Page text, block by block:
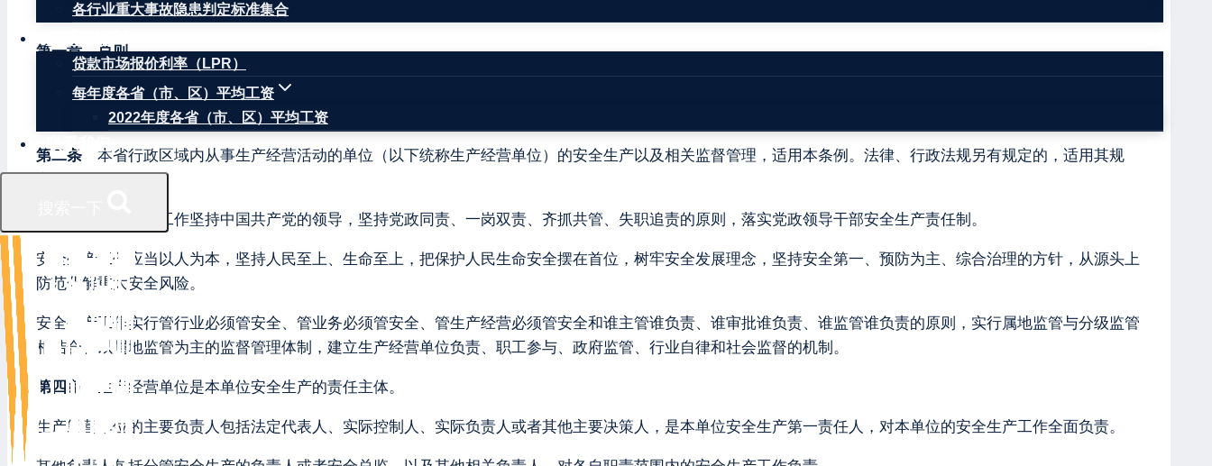
各行业重大事故隐患判定标准集合
权威数据
贷款市场报价利率（LPR）
每年度各省（市、区）平均工资
2022年度各省（市、区）平均工资
联系我们
第七章 附则
第一章 总则
第一条为了加强安全生产工作，防止和减少生产安全事故，保障人民群众生命和财产安全，促进经济社会高质量发展，根据《中华人民共和国安全生产法》和其他
有关法律、行政法规，结合本省实际，制定本条例。
第二条 本省行政区域内从事生产经营活动的单位（以下统称生产经营单位）的安全生产以及相关监督管理，适用本条例。法律、行政法规另有规定的，适用其规
定。
安全生产工作坚持中国共产党的领导，坚持党政同责、一岗双责、齐抓共管、失职追责的原则，落实党政领导干部安全生产责任制。
安全生产工作应当以人为本，坚持人民至上、生命至上，把保护人民生命安全摆在首位，树牢安全发展理念，坚持安全第一、预防为主、综合治理的方针，从源头上
防范化解重大安全风险。
安全生产工作实行管行业必须管安全、管业务必须管安全、管生产经营必须管安全和谁主管谁负责、谁审批谁负责、谁监管谁负责的原则，实行属地监管与分级监管
相结合、以属地监管为主的监督管理体制，建立生产经营单位负责、职工参与、政府监管、行业自律和社会监督的机制。
第四条 生产经营单位是本单位安全生产的责任主体。
生产经营单位的主要负责人包括法定代表人、实际控制人、实际负责人或者其他主要决策人，是本单位安全生产第一责任人，对本单位的安全生产工作全面负责。